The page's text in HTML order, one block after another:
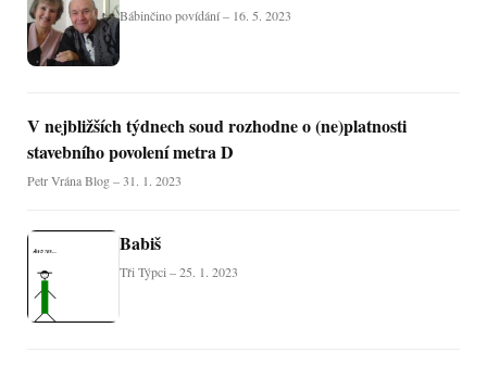
Bábinčino povídání – 16. 5. 2023
V nejbližších týdnech soud rozhodne o (ne)platnosti
stavebního povolení metra D
Petr Vrána Blog – 31. 1. 2023
Babiš
Tři Týpci – 25. 1. 2023